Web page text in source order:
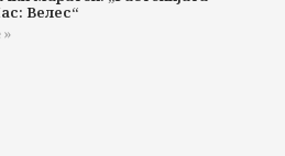
Велес“
»